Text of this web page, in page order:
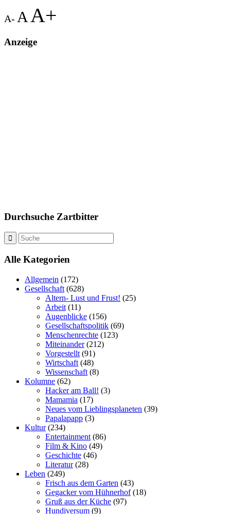
A- A A+
Anzeige
Durchsuche Zartbitter
Alle Kategorien
Allgemein (172)
Gesellschaft (628)
Altern- Lust und Frust! (25)
Arbeit (11)
Augenblicke (156)
Gesellschaftspolitik (69)
Menschenrechte (123)
Miteinander(212)
Vorgestellt (91)
Wirtschaft (48)
Wissenschaft (8)
Kolumne (62)
Hacker am Ball! (3)
Mamamia (17)
Neues vom Lieblingsplaneten (39)
Papalapapp (3)
Kultur(234)
Entertainment (86)
Film & Kino (49)
Geschichte (46)
Literatur(28)
Leben (249)
Frisch aus dem Garten (43)
Gegacker vom Hühnerhof(18)
Gruß aus der Küche (97)
Hundiversum (9)